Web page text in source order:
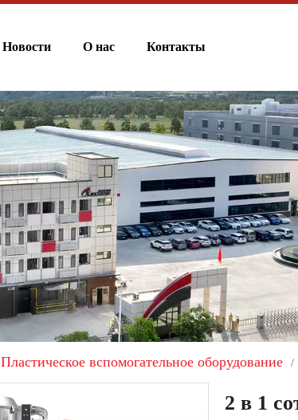
Новости О нас Контакты
Пластическое вспомогательное оборудование /
2 в 1